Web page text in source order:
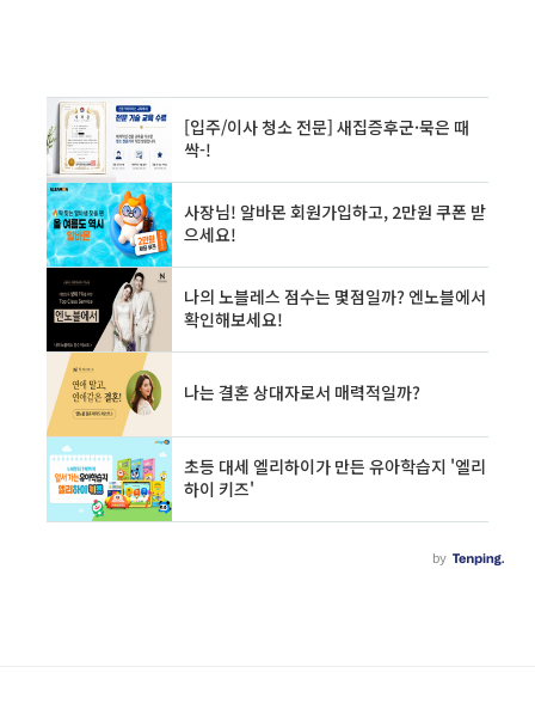
쇼에는 글로벌 패션 시장에서 주목받고 있는 4명
의 디자이너 뮌, 분더캄머, 비뮈에트와 100명의
모델..